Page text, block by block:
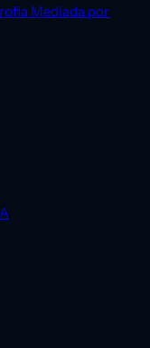
Mediada por